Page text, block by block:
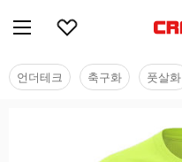
언더테크 축구화 풋살화